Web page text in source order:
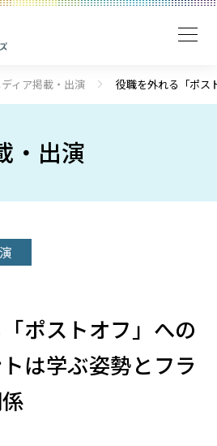
ディア掲載・出演 役職を外れる「ポス
・出演
ポストオフ」への
は学ぶ姿勢とフラ